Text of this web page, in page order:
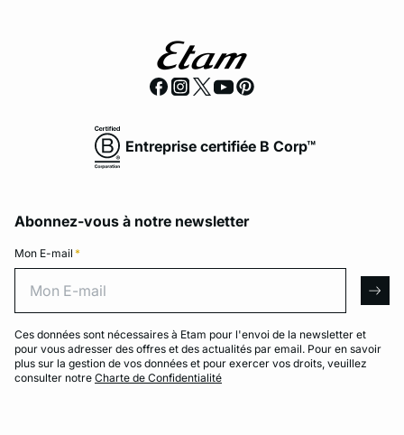
Entreprise certifiée B Corp™
Abonnez-vous à notre newsletter
Mon E-mail *
Ces données sont nécessaires à Etam pour l'envoi de la newsletter et
pour vous adresser des offres et des actualités par email. Pour en savoir
plus sur la gestion de vos données et pour exercer vos droits, veuillez
consulter notre Charte de Confidentialité